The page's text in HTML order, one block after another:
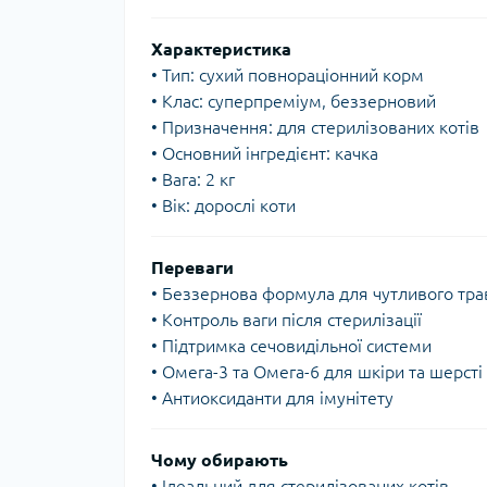
Характеристика
• Тип: сухий повнораціонний корм
• Клас: суперпреміум, беззерновий
• Призначення: для стерилізованих котів
• Основний інгредієнт: качка
• Вага: 2 кг
• Вік: дорослі коти
Переваги
• Беззернова формула для чутливого
• Контроль ваги після стерилізації
• Підтримка сечовидільної системи
• Омега-3 та Омега-6 для шкіри та шерсті
• Антиоксиданти для імунітету
Чому обирають